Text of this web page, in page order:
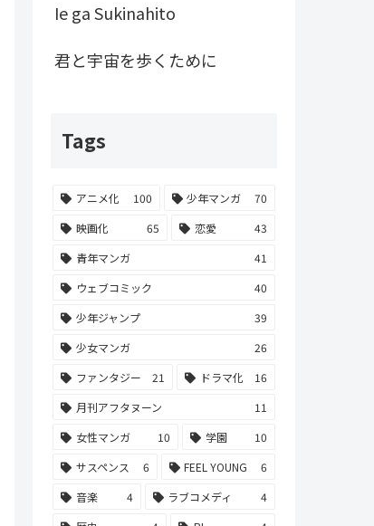
Ie ga Sukinahito
君と宇宙を歩くために
Tags
アニメ化 100 少年マンガ
70
映画化
65 恋愛
43
青年マンガ
41
ウェブコミック
40
少年ジャンプ
39
少女マンガ
26
ファンタジー
21 ドラマ化
16
月刊アフタヌーン
11
女性マンガ
10 学園
10
サスペンス
6 FEEL YOUNG
6
音楽
4 ラブコメディ
4